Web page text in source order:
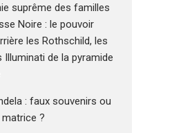
suprême des familles
Noire : le pouvoir
les Rothschild, les
Illuminati de la pyramide
: faux souvenirs ou
matrice ?